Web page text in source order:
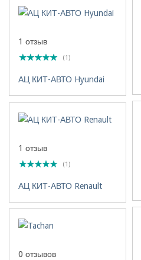
1 отзыв
(1)
АЦ КИТ-АВТО Hyundai
1 отзыв
(1)
АЦ КИТ-АВТО Renault
0 отзывов